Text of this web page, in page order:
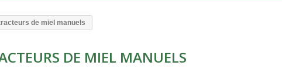
de miel manuels
DE MIEL MANUELS